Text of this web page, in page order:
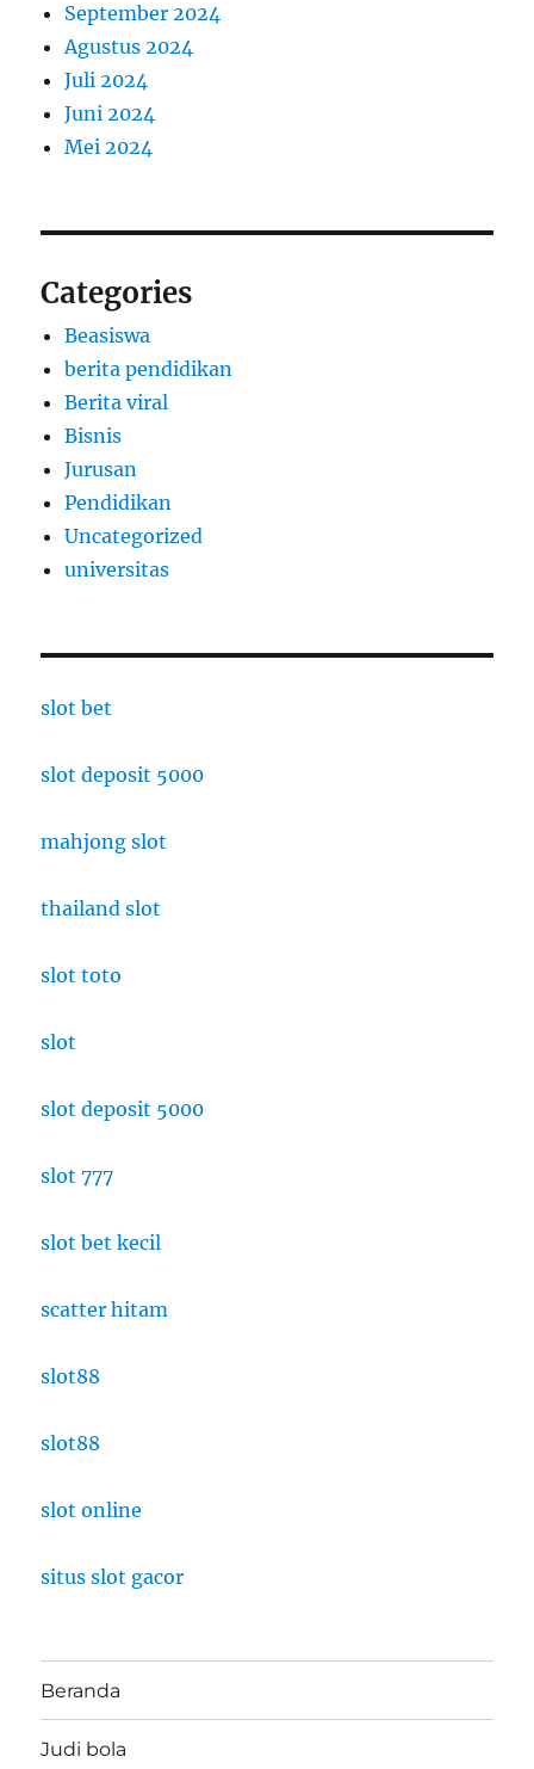
September 2024
Agustus 2024
Juli 2024
Juni 2024
Mei 2024
Categories
Beasiswa
berita pendidikan
Berita viral
Bisnis
Jurusan
Pendidikan
Uncategorized
universitas
slot bet
slot deposit 5000
mahjong slot
thailand slot
slot toto
slot
slot deposit 5000
slot 777
slot bet kecil
scatter hitam
slot88
slot88
slot online
situs slot gacor
Beranda
Judi bola